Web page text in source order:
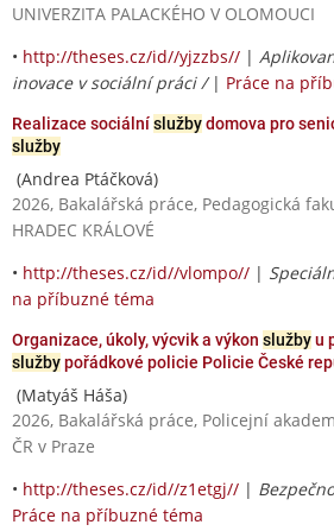
UNIVERZITA PALACKÉHO V OLOMOUCI
• http://theses.cz/id//yjzzbs// |
inovace v sociální práci / | Práce na
Realizace sociálníslužbydomova pro
služby
(Andrea Ptáčková)
2026, Bakalářská práce, Pedagogická
HRADEC KRÁLOVÉ
• http://theses.cz/id//vlompo// |
na příbuzné téma
Organizace, úkoly, výcvik a výkon službyu
službypořádkové policie Policie České
(Matyáš Háša)
2026, Bakalářská práce, Policejní
ČR v Praze
• http://theses.cz/id//z1etgj// |
Práce na příbuzné téma